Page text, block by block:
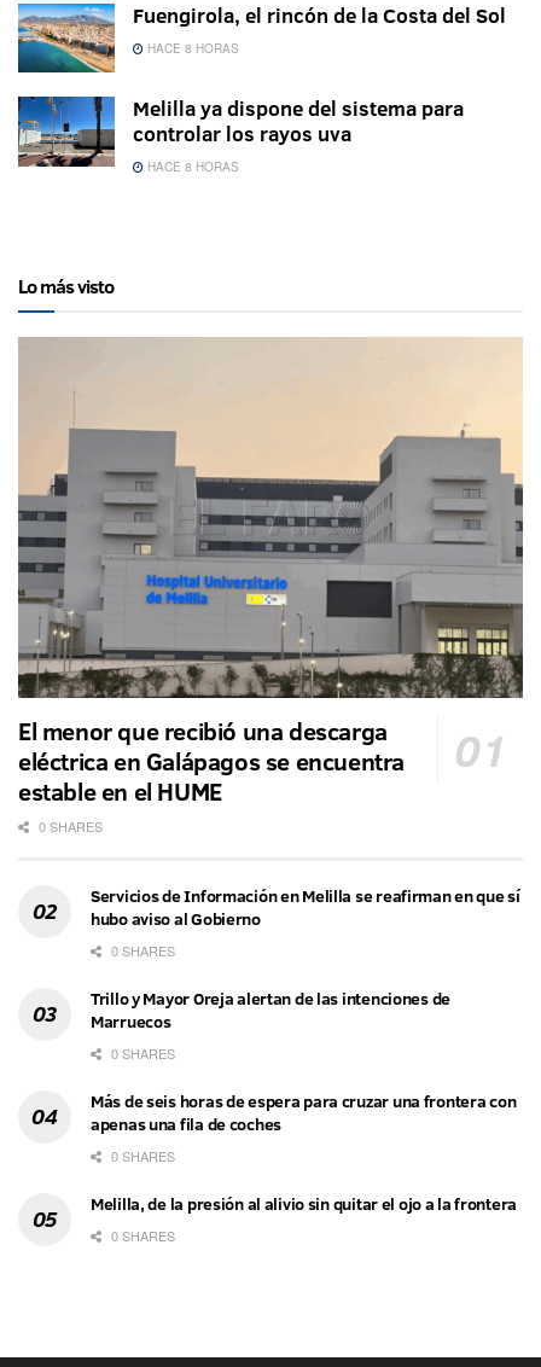
Fuengirola, el rincón de la Costa del Sol
HACE 8 HORAS
Melilla ya dispone del sistema para
controlar los rayos uva
HACE 8 HORAS
Lo más visto
El menor que recibió una descarga
eléctrica en Galápagos se encuentra
estable en el HUME
0 SHARES
Servicios de Información en Melilla se reafirman en que sí
hubo aviso al Gobierno
0 SHARES
Trillo y Mayor Oreja alertan de las intenciones de
Marruecos
0 SHARES
Más de seis horas de espera para cruzar una frontera con
apenas una fila de coches
0 SHARES
Melilla, de la presión al alivio sin quitar el ojo a la frontera
0 SHARES